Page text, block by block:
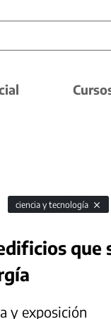
ciencia y tecnología
que
y exposición